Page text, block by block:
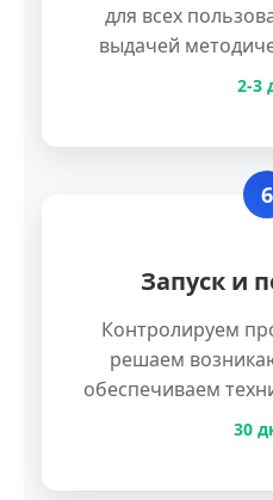
для всех
выдачей
2-3
6
Запуск и
Контролируем
решаем
обеспечиваем
30